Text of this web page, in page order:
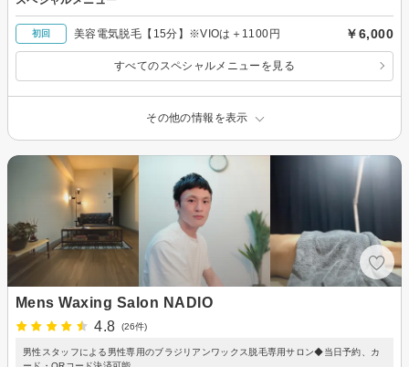
初回 美容電気脱毛【15分】※VIOは＋1100円 ￥6,000
すべてのスペシャルメニューを見る
その他の情報を表示
Mens Waxing Salon NADIO
4.8
(26件)
男性スタッフによる男性専用のブラジリアンワックス脱毛専用サロン◆当日予約、カ